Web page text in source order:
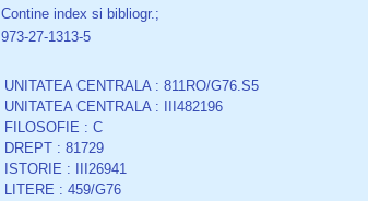
Contine index si bibliogr.;
973-27-1313-5
UNITATEA CENTRALA : 811RO/G76.S5
UNITATEA CENTRALA : III482196
FILOSOFIE : C
DREPT : 81729
ISTORIE : III26941
LITERE : 459/G76